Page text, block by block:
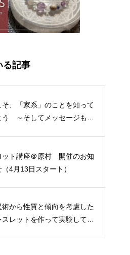
る記事
そ、「家系」のことを知って
う ～そしてメッセージもも
ット講座＠原村 開催のお知
（4月13日スタート）
術から性質と傾向を考慮した
スレットを作って実験してみ